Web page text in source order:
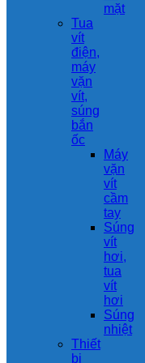
mặt
Tua
vít
điện,
máy
vặn
vít,
súng
bắn
ốc
Máy
vặn
vít
cầm
tay
Súng
vít
hơi,
tua
vít
hơi
Súng
nhiệt
Thiết
bị